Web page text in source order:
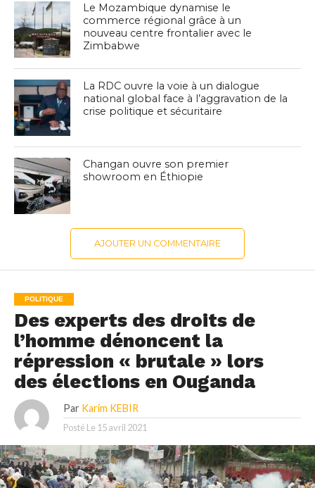
Le Mozambique dynamise le
commerce régional grâce à un
nouveau centre frontalier avec le
Zimbabwe
La RDC ouvre la voie à un dialogue
national global face à l’aggravation de la
crise politique et sécuritaire
Changan ouvre son premier
showroom en Éthiopie
AJOUTER UN COMMENTAIRE
POLITIQUE
Des experts des droits de
l’homme dénoncent la
répression « brutale » lors
des élections en Ouganda
Par Karim KEBIR
Posté Le 15 avril 2021